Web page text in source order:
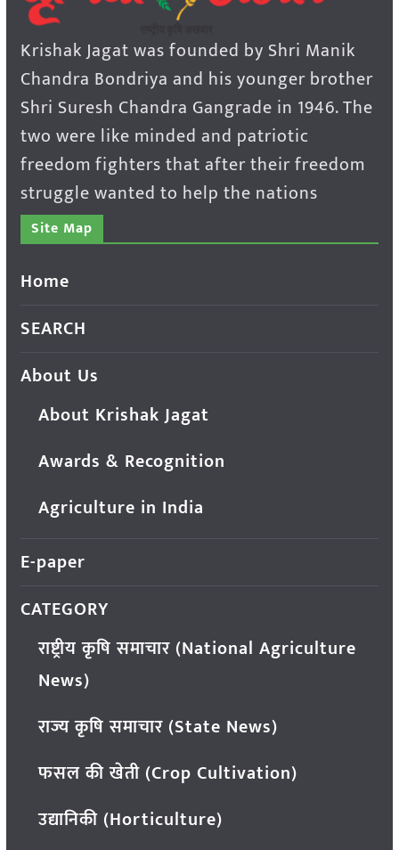
Krishak Jagat was founded by Shri Manik
Chandra Bondriya and his younger brother
Shri Suresh Chandra Gangrade in 1946. The
two were like minded and patriotic
freedom fighters that after their freedom
struggle wanted to help the nations
Site Map
Home
SEARCH
About Us
About Krishak Jagat
Awards & Recognition
Agriculture in India
E-paper
CATEGORY
राष्ट्रीय कृषि समाचार (National Agriculture
News)
राज्य कृषि समाचार (State News)
फसल की खेती (Crop Cultivation)
उद्यानिकी (Horticulture)